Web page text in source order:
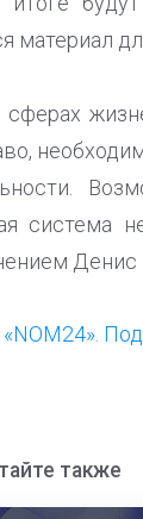
материал
Денис
также